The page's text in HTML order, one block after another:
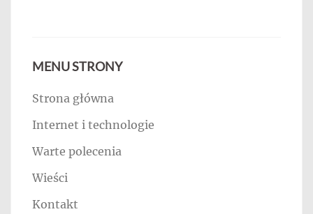
MENU STRONY
Strona główna
Internet i technologie
Warte polecenia
Wieści
Kontakt